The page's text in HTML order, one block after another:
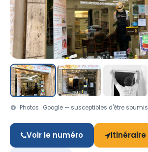
Photos : Google — susceptibles d'être
Voir le numéro Itinéraire